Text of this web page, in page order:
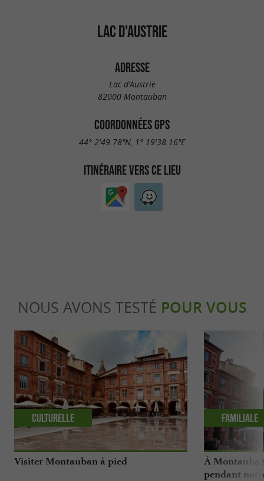
LAC D'AUSTRIE
ADRESSE
Lac d'Austrie
82000 Montauban
COORDONNÉES GPS
44° 2'49.78"N, 1° 19'38.16"E
ITINÉRAIRE VERS CE LIEU
NOUS AVONS TESTÉ POUR VOUS
Visiter Montauban à pied
Culturelle
À
pendant
Familiale